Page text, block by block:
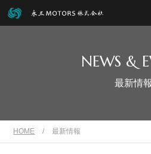
NEWS &
最新情報
HOME / 最新情報